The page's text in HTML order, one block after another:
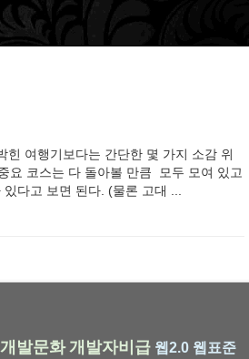
여행기보다는 간단한 몇 가지 소감 위
요 코스는 다 돌아볼 만큼 모두 모여 있고
다고 보면 된다. (물론 고대 ...
개발문화 개발자비급 웹2.0 웹표준